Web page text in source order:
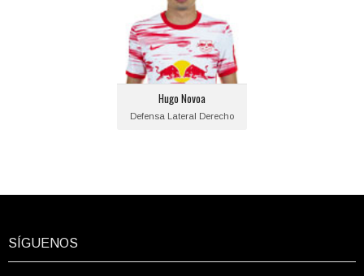
Hugo Novoa
Defensa Lateral Derecho
Defensa Lateral Derecho
Fecha de nacimiento:
2003-01-24
R.B Leipzig
SÍGUENOS